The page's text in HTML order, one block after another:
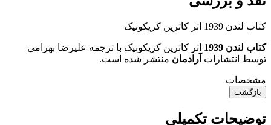
کتاب لندن 1939 اثر کاترین کریکونیک
کتاب لندن 1939
اثر کاترین کریکونیک با ترجمه علیرضا بهرامی
توسط انتشارات آرادمان منتشر شده است.
مشخصات
بازگشت
توضیحات تکمیلی